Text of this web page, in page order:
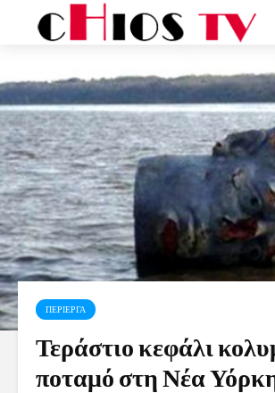
ΠΕΡΙΕΡΓΑ
Τεράστιο κεφάλι
ποταμό στη Νέα